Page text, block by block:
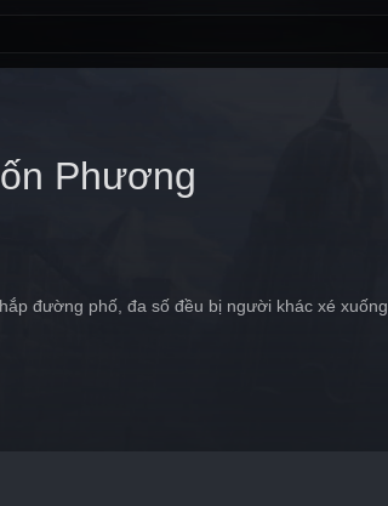
Phương
đường phố, đa số đều bị người khác xé xuống.